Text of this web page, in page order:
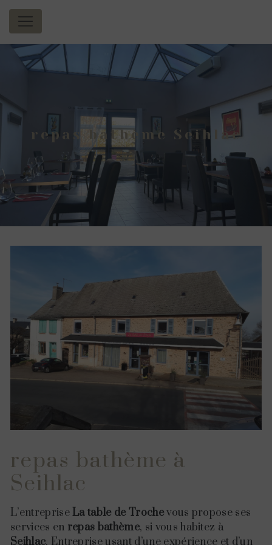
Panneau de gestion des cookies
repas bathème Seihlac
repas bathème à
Seihlac
L’entrepriseLa table de Trochevous propose ses
services en repas bathème, si vous habitez à
Seihlac. Entreprise usant d’une expérience et d’un